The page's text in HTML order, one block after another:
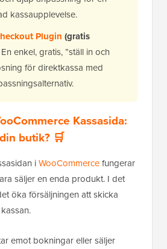
kassaupplevelse.
Plugin (gratis
En enkel, gratis, ”ställ in och
för direktkassa med
Kassasida:
butik? 🛒
iWooCommercefungerar
säljer en enda produkt. I det
öka försäljningen att skicka
emot bokningar eller säljer